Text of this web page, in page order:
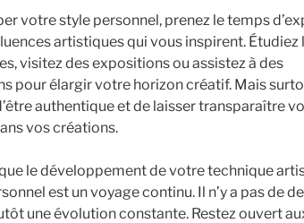
votre style personnel, prenez le temps
artistiques qui vous inspirent.
visitez des expositions ou assistez à des
pour élargir votre horizon créatif. Mais
authentique et de laisser transparaître
vos créations.
que le développement de votre technique
est un voyage continu. Il n’y a pas de
une évolution constante. Restez ouvert